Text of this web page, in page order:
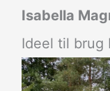
Isabella
Ideel til brug